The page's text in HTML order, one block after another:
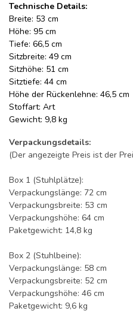
Technische Details:
Breite: 53 cm
Höhe: 95 cm
Tiefe: 66,5 cm
Sitzbreite: 49 cm
Sitzhöhe: 51 cm
Sitztiefe: 44 cm
Höhe der Rückenlehne: 46,5 cm
Stoffart: Art
Gewicht: 9,8 kg
Verpackungsdetails:
(Der angezeigte Preis ist der
Box 1 (Stuhlplätze):
Verpackungslänge: 72 cm
Verpackungsbreite: 53 cm
Verpackungshöhe: 64 cm
Paketgewicht: 14,8 kg
Box 2 (Stuhlbeine):
Verpackungslänge: 58 cm
Verpackungsbreite: 52 cm
Verpackungshöhe: 46 cm
Paketgewicht: 9,6 kg